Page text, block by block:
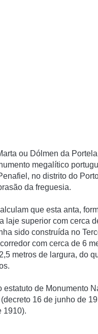
ou Dólmen da
megalí­tico
no distrito do
da freguesia.
que esta anta,
laje superior com cerca
sido construí­da no
com cerca de 6
metros de largura, do
estatuto de Monumento
16 de junho de
1910).